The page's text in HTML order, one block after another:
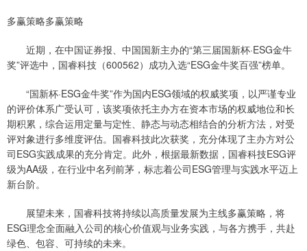
多赢策略多赢策略
近期，在中国证券报、中国国新主办的“第三届国新杯·ESG金牛
奖”评选中，国睿科技（600562）成功入选“ESG金牛奖百强”榜单。
“国新杯·ESG金牛奖”作为国内ESG领域的权威奖项，以严谨专业
的评价体系广受认可，该奖项依托主办方在资本市场的权威地位和长
期积累，综合运用定量与定性、静态与动态相结合的分析方法，对受
评对象进行多维度评估。国睿科技此次获奖，充分体现了主办方对公
司ESG实践成果的充分肯定。此外，根据最新数据，国睿科技ESG评
级为AA级，在行业中名列前茅，标志着公司ESG管理与实践水平迈上
新台阶。
展望未来，国睿科技将持续以高质量发展为主线多赢策略，将
ESG理念全面融入公司的核心价值观与业务实践，与各方携手，共赴
绿色、包容、可持续的未来。